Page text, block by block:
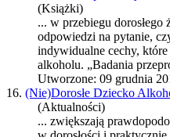
(Książki)
... w przebiegu
odpowiedzi na pytanie,
indywidualne cechy,
alkoholu. „Badania
Utworzone: 09 grudnia
16. (Nie)Dorosłe Dziecko
(Aktualności)
... zwiększają